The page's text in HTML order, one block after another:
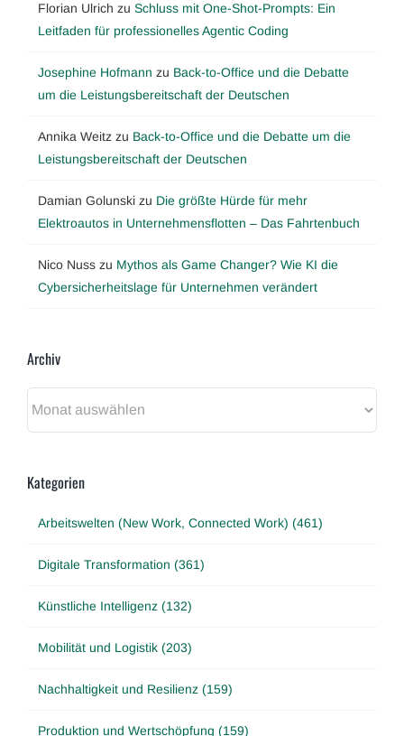
Florian Ulrich zu Schluss mit One-Shot-Prompts: Ein
Leitfaden für professionelles Agentic Coding
Josephine Hofmann zu Back-to-Office und die Debatte
um die Leistungsbereitschaft der Deutschen
Annika Weitz zu Back-to-Office und die Debatte um die
Leistungsbereitschaft der Deutschen
Damian Golunski zu Die größte Hürde für mehr
Elektroautos in Unternehmensflotten – Das Fahrtenbuch
Nico Nuss zu Mythos als Game Changer? Wie KI die
Cybersicherheitslage für Unternehmen verändert
Archiv
Kategorien
Arbeitswelten (New Work, Connected Work) (461)
Digitale Transformation (361)
Künstliche Intelligenz (132)
Mobilität und Logistik (203)
Nachhaltigkeit und Resilienz (159)
Produktion und Wertschöpfung (159)